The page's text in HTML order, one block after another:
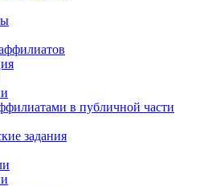
в публичной части
задания